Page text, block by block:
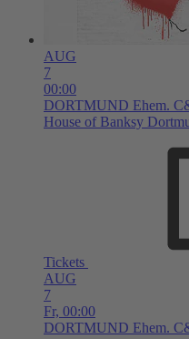
AUG
7
00:00
DORTMUND Ehem.
House of Banksy
Tickets
AUG
7
Fr, 00:00
DORTMUND Ehem.